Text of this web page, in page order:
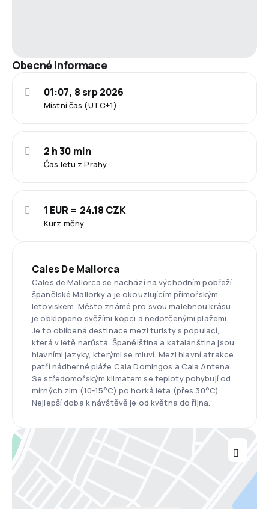
Obecné informace
Místní čas (UTC+1)
01:07, 8 srp 2026
Čas letu z Prahy
2 h 30 min
Kurz měny
1 EUR = 24.18 CZK
Cales De Mallorca
Cales de Mallorca se nachází na východním pobřeží
španělské Mallorky a je okouzlujícím přímořským
letoviskem. Město známé pro svou malebnou krásu
je obklopeno svěžími kopci a nedotčenými plážemi.
Je to oblíbená destinace mezi turisty s populací,
která v létě narůstá. Španělština a katalánština jsou
hlavními jazyky, kterými se mluví. Mezi hlavní atrakce
patří nádherné pláže Cala Domingos a Cala Antena.
Se středomořským klimatem se teploty pohybují od
mírných zim (10-15°C) po horká léta (přes 30°C).
Nejlepší doba k návštěvě je od května do října.